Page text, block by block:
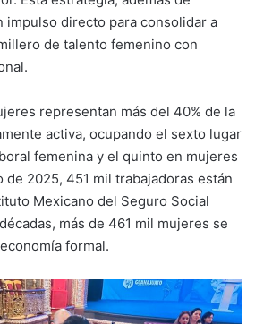
impulso directo para consolidar a
de talento femenino con
representan más del 40% de la
activa, ocupando el sexto lugar
femenina y el quinto en mujeres
de 2025, 451 mil trabajadoras están
Mexicano del Seguro Social
más de 461 mil mujeres se
formal.